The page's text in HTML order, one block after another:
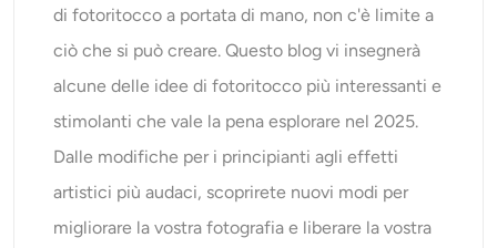
Cambio vestiti
Bambino AI
Generatore di colpi alla testa Pro
di fotoritocco a portata di mano, non c'è limite a
ciò che si può creare. Questo blog vi insegnerà
alcune delle idee di fotoritocco più interessanti e
stimolanti che vale la pena esplorare nel 2025.
Dalle modifiche per i principianti agli effetti
artistici più audaci, scoprirete nuovi modi per
migliorare la vostra fotografia e liberare la vostra